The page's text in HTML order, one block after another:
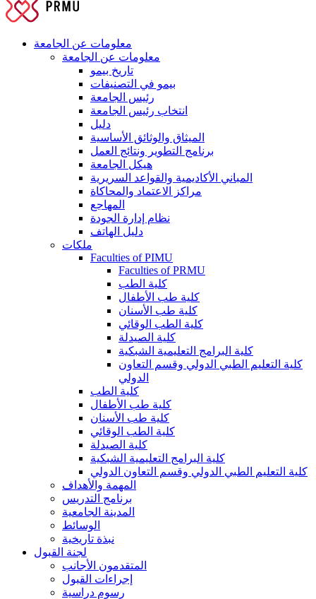
معلومات عن الجامعة
معلومات عن الجامعة
تاريخ بيمو
بيمو في التصنيفات
رئيس الجامعة
انتخاب رئيس الجامعة
دليل
الميثاق والوثائق الأساسية
برنامج التطوير ونتائج العمل
هيكل الجامعة
المباني الأكاديمية والقواعد السريرية
مراكز الاعتماد والمحاكاة
المهاجع
نظام إدارة الجودة
دليل الهاتف
ملكات
Faculties of PIMU
Faculties of PRMU
كلية الطب
كلية طب الأطفال
كلية طب الأسنان
كلية الطب الوقائي
كلية الصيدلة
كلية البرامج التعليمية الشبكية
كلية التعليم الطبي الدولي وقسم التعاون
الدولي
كلية الطب
كلية طب الأطفال
كلية طب الأسنان
كلية الطب الوقائي
كلية الصيدلة
كلية البرامج التعليمية الشبكية
كلية التعليم الطبي الدولي وقسم التعاون الدولي
المهمة والأهداف
برنامج التدريس
المدينة الجامعية
الوسائط
نبذة تاريخية
لجنة القبول
المتقدمون الأجانب
إجراءات القبول
رسوم دراسية